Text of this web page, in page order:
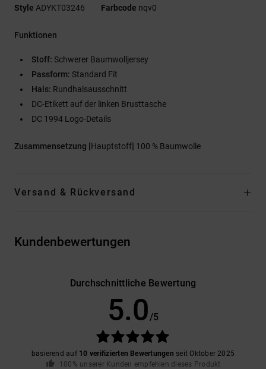
Style ADYKT03246 Farbcode nqv0
Funktionen
Stoff: Schwerer Baumwolljersey
Passform: Standard Fit
Hals: Rundhalsausschnitt
DC-Etikett auf der linken Brusttasche
DC 1994 Logo-Details
Zusammensetzung [Hauptstoff] 100 % Baumwolle
Versand & Rückversand
Kundenbewertungen
Durchschnittliche Bewertung
5.0 /5
basierend auf 10 verifizierten Bewertungen seit Oktober 2025
100% unserer Kunden empfehlen dieses Produkt